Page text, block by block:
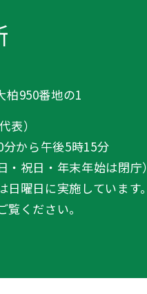
950番地の1
表）
から午後5時15分
・祝日・年末年始は閉庁）
曜日に実施しています。
覧ください。